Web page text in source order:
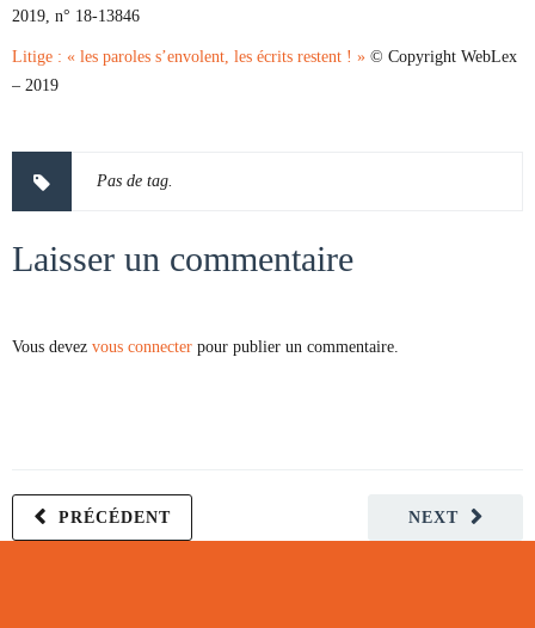
2019, n° 18-13846
Litige : « les paroles s’envolent, les écrits restent ! » © Copyright WebLex
– 2019
Pas de tag.
Laisser un commentaire
Vous devez vous connecter pour publier un commentaire.
NEXT
PRÉCÉDENT